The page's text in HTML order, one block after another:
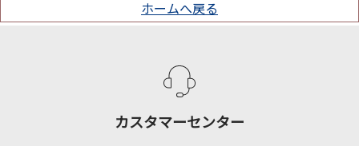
ホームへ戻る
カスタマーセンター